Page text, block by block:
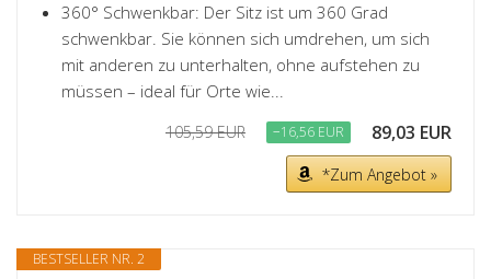
360° Schwenkbar: Der Sitz ist um 360 Grad
schwenkbar. Sie können sich umdrehen, um sich
mit anderen zu unterhalten, ohne aufstehen zu
müssen – ideal für Orte wie...
105,59 EUR −16,56 EUR 89,03 EUR
*Zum Angebot »
BESTSELLER NR. 2